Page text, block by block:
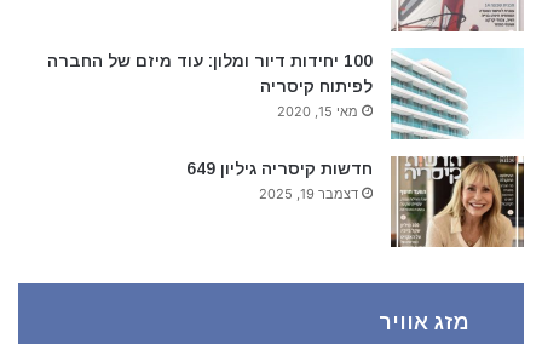
100 יחידות דיור ומלון: עוד מיזם של החברה
לפיתוח קיסריה
מאי 15, 2020
חדשות קיסריה גיליון 649
דצמבר 19, 2025
מזג אוויר